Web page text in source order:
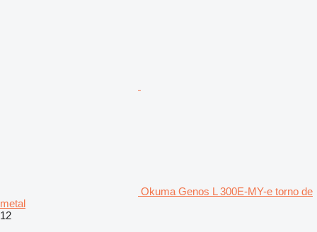
Okuma Genos L 300E-MY-e torno de
metal
12